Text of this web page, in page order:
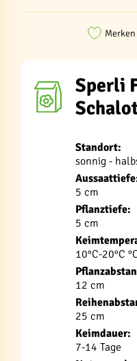
Merken
Sperli
Standort:
sonnig -
5 cm
Pflanztiefe:
5 cm
10°C-20°C
12 cm
25 cm
Keimdauer:
7-14 Tage